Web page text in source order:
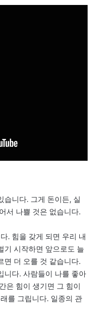
습니다. 그게 돈이든, 실
서 나쁠 것은 없습니다.
. 힘을 갖게 되면 우리 내
기 시작하면 앞으로도 늘
면 더 오를 것 같습니다.
니다. 사람들이 나를 좋아
은 힘이 생기면 그 힘이
를 그립니다. 일종의 관